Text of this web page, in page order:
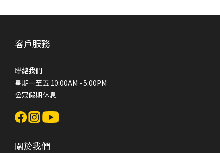
客戶服務
聯絡我們
星期一至五 10:00AM - 5:00PM
公眾假期休息
關於我們